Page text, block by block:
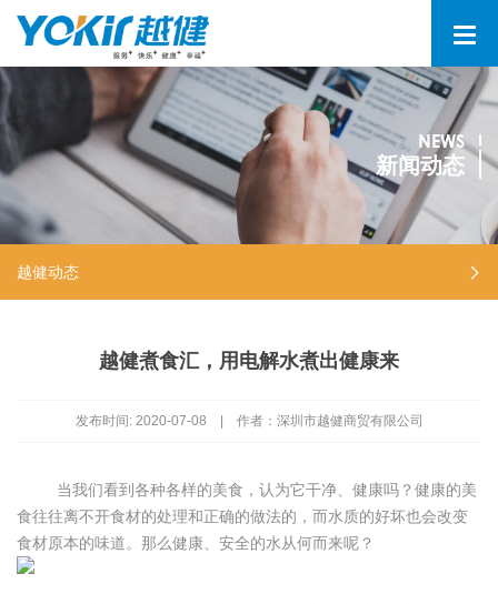
NEWS
新闻动态
越健动态
越健煮食汇，用电解水煮出健康来
发布时间: 2020-07-08 作者：深圳市越健商贸有限公司
当我们看到各种各样的美食，认为它干净、健康吗？健康的美
食往往离不开食材的处理和正确的做法的，而水质的好坏也会改变
食材原本的味道。那么健康、安全的水从何而来呢？